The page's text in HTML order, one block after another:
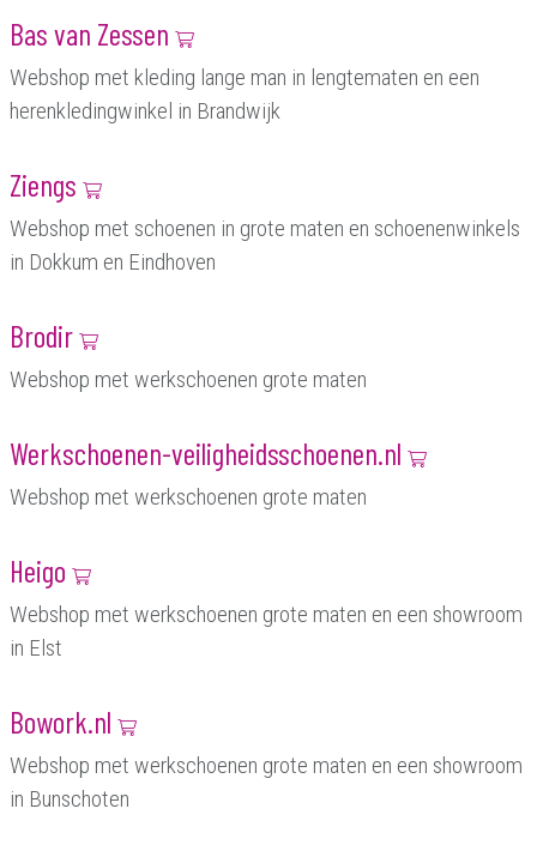
Bas van Zessen
Webshop met kleding lange man in lengtematen en een
herenkledingwinkel in Brandwijk
Ziengs
Webshop met schoenen in grote maten en schoenenwinkels
in Dokkum en Eindhoven
Brodir
Webshop met werkschoenen grote maten
Werkschoenen-veiligheidsschoenen.nl
Webshop met werkschoenen grote maten
Heigo
Webshop met werkschoenen grote maten en een showroom
in Elst
Bowork.nl
Webshop met werkschoenen grote maten en een showroom
in Bunschoten